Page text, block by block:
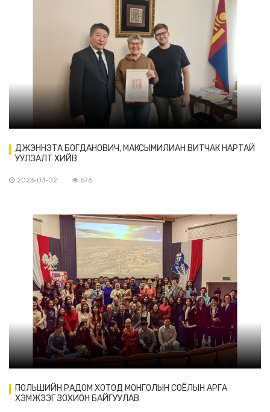
ДЖЭННЭТА БОГДАНОВИЧ, МАКСЫМИЛИАН ВИТЧАК НАРТАЙ
УУЛЗАЛТ ХИЙВ
2023-03-02 576
ПОЛЬШИЙН РАДОМ ХОТОД МОНГОЛЫН СОЁЛЫН АРГА
ХЭМЖЭЭГ ЗОХИОН БАЙГУУЛАВ